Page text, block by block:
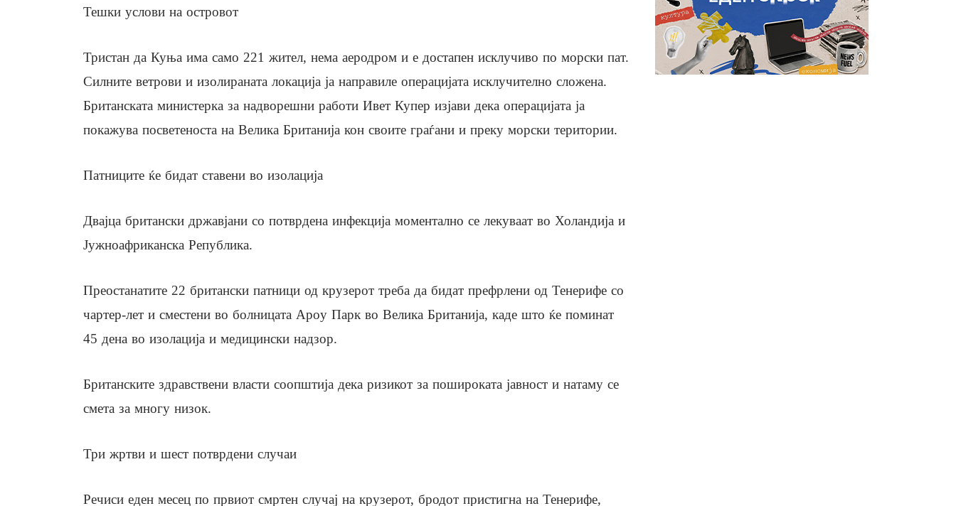
Тешки услови на островот
Тристан да Куња има само 221 жител, нема аеродром и е достапен исклучиво по морски пат.
Силните ветрови и изолираната локација ја направиле операцијата исклучително сложена.
Британската министерка за надворешни работи Ивет Купер изјави дека операцијата ја
покажува посветеноста на Велика Британија кон своите граѓани и преку морски територии.
Патниците ќе бидат ставени во изолација
Двајца британски државјани со потврдена инфекција моментално се лекуваат во Холандија и
Јужноафриканска Република.
Преостанатите 22 британски патници од крузерот треба да бидат префрлени од Тенерифе со
чартер-лет и сместени во болницата Арoу Парк во Велика Британија, каде што ќе поминат
45 дена во изолација и медицински надзор.
Британските здравствени власти соопштија дека ризикот за пошироката јавност и натаму се
смета за многу низок.
Три жртви и шест потврдени случаи
Речиси еден месец по првиот смртен случај на крузерот, бродот пристигна на Тенерифе,